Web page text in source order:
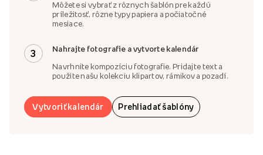
Môžete si vybrať z rôznych šablón pre každú
príležitosť, rôzne typy papiera a počiatočné
mesiace.
3 Nahrajte fotografie a vytvorte kalendár
Navrhnite kompozíciu fotografie. Pridajte text a
použite našu kolekciu klipartov, rámikov a pozadí.
Vytvoriť kalendár Prehliadať šablóny